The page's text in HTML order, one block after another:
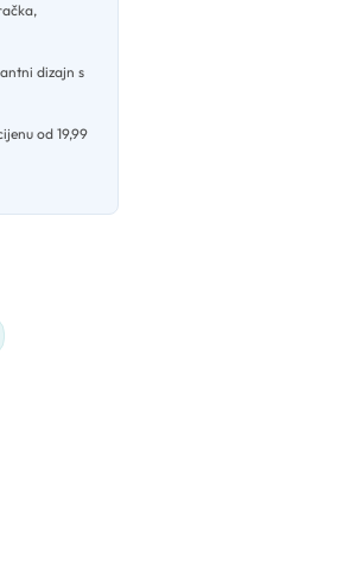
dizajn s
od 19,99